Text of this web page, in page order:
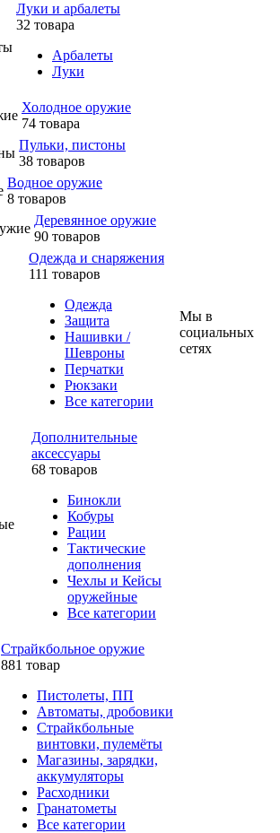
Луки и арбалеты
32 товара
Арбалеты
Луки
Холодное оружие
74 товара
Пульки, пистоны
38 товаров
Водное оружие
8 товаров
Деревянное оружие
90 товаров
Одежда и снаряжения
111 товаров
Одежда
Защита
Нашивки /
Шевроны
Перчатки
Рюкзаки
Все категории
Дополнительные
аксессуары
68 товаров
Бинокли
Кобуры
Рации
Тактические
дополнения
Чехлы и Кейсы
оружейные
Все категории
Страйкбольное оружие
881 товар
Пистолеты, ПП
Автоматы, дробовики
Страйкбольные
винтовки, пулемёты
Магазины, зарядки,
аккумуляторы
Расходники
Гранатометы
Все категории
Мы в
социальных
сетях